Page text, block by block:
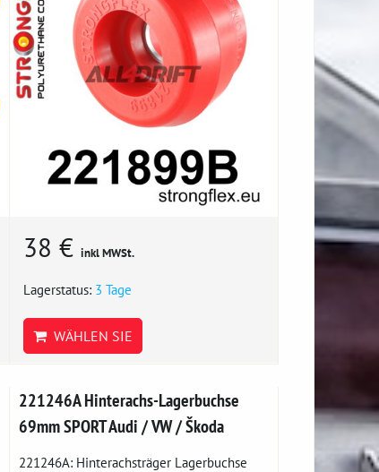
38 €inkl MWSt.
Lagerstatus: 3 Tage
WÄHLEN SIE
221246A Hinterachs-Lagerbuchse
69mm SPORT Audi / VW / Škoda
221246A: Hinterachsträger Lagerbuchse